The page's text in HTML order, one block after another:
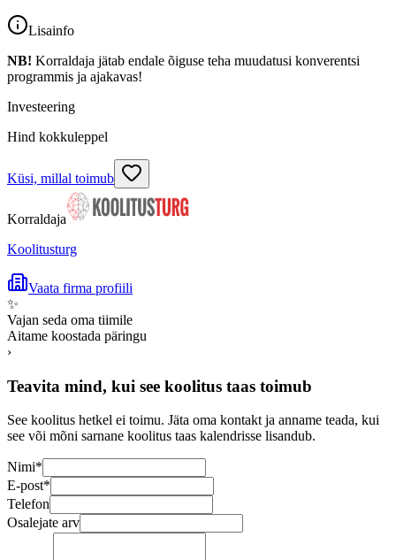
Lisainfo
NB! Korraldaja jätab endale õiguse teha muudatusi konverentsi
programmis ja ajakavas!
Investeering
Hind kokkuleppel
Küsi, millal toimub
Korraldaja
Koolitusturg
Vaata firma profiili
✨
Vajan seda oma tiimile
Aitame koostada päringu
›
Teavita mind, kui see koolitus taas toimub
See koolitus hetkel ei toimu. Jäta oma kontakt ja anname teada, kui
see või mõni sarnane koolitus taas kalendrisse lisandub.
Nimi*
E-post*
Telefon
Osalejate arv